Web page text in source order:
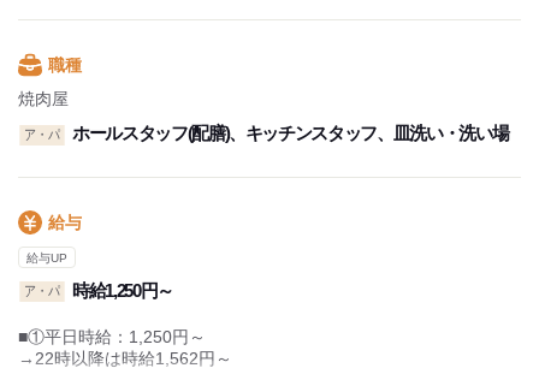
だいたい00:00には退勤することができます。
「明日、部活の朝練があるから、早く帰りたい」
などはご相談いただければ考慮しますね。
急な用事や体調不良などは
▼休憩時間について
￣￣￣￣￣￣￣￣￣￣￣￣
6時間勤務なら… 30分
7時間勤務なら… 45分
8時間勤務なら… 60分
休憩時間は、まかないタイム。
お気軽にご相談くださいね◎
職種
焼肉屋
ア・パ ホールスタッフ(配膳)、キッチンスタッフ、皿洗い・洗い場
給与
給与UP
ア・パ 時給1,250円～
■①平日時給：1,250円～
→22時以降は時給1,562円～